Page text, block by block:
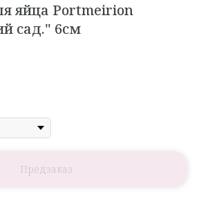
яйца Portmeirion
сад." 6см